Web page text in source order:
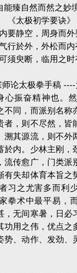
臻自然而然之妙
《太极初学要诀》
要静空，周身而外
行於外，外松而内
须臾断，临用之时
师论太极拳手稿 ----
心振奋精神也。
不同，而派别名称
者，则不尽然，皆
溯其源流，则不外
於内。少林主刚，
流传愈广，门类派
有失却体育本旨之
习之尤害多而利
拳术中最平易，
无间寒暑，日必
功用之伟，优点之
势、动作、发劲、